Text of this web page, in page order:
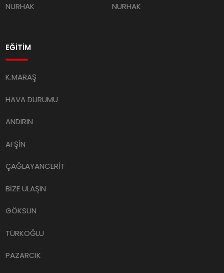
NURHAK NURHAK
EĞİTİM
K.MARAŞ
HAVA DURUMU
ANDIRIN
AFŞİN
ÇAĞLAYANCERİT
BİZE ULAŞIN
GÖKSUN
TÜRKOĞLU
PAZARCIK